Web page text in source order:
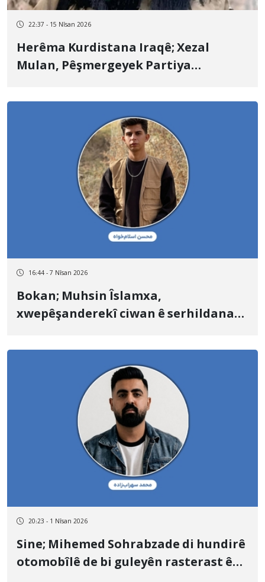
22:37 - 15 Nîsan 2026
Herêma Kurdistana Iraqê; Xezal
Mulan, Pêşmergeyek Partiya
Îranê, di encama êrîşên dronên
Komara Îslamî de jiyana xwe ji dest da
16:44 - 7 Nîsan 2026
Bokan; Muhsin Îslamxa,
xwepêşanderekî ciwan ê serhildana
hat birîn
20:23 - 1 Nîsan 2026
Sine; Mihemed Sohrabzade di hundirê
otomobîlê de bi guleyên rasterast ên